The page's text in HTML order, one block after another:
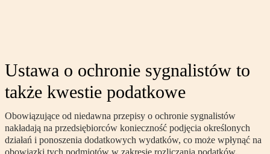
Ustawa o ochronie sygnalistów to
także kwestie podatkowe
Obowiązujące od niedawna przepisy o ochronie sygnalistów
nakładają na przedsiębiorców konieczność podjęcia określonych
działań i ponoszenia dodatkowych wydatków, co może wpłynąć na
obowiązki tych podmiotów w zakresie rozliczania podatków.